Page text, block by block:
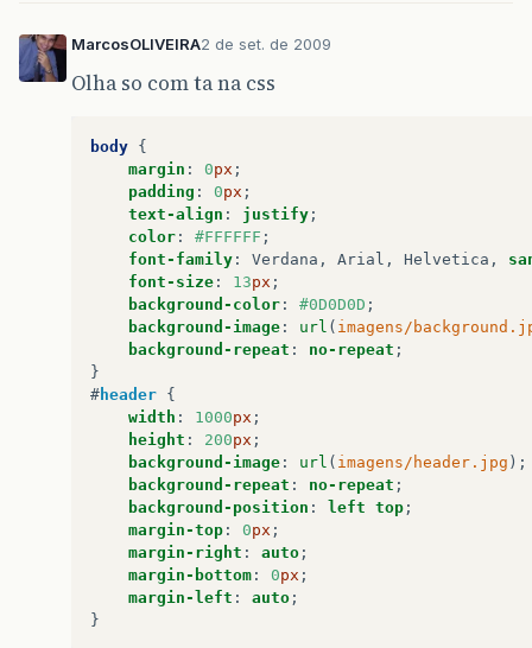
MarcosOLIVEIRA2 de set. de 2009
Olha so com ta na css
body {
margin : 0px ;
padding : 0px ;
text-align : justify ;
color : #FFFFFF ;
font-family : Verdana , Arial , Helvetica ,
font-size : 13px ;
background-color : #0D0D0D ;
background-image : url ( imagens/
background-repeat : no-repeat ;
}
# header {
width : 1000px ;
height : 200px ;
background-image : url ( imagens/header.jpg );
background-repeat : no-repeat ;
background-position : left top ;
margin-top : 0px ;
margin-right : auto ;
margin-bottom : 0px ;
margin-left : auto ;
}